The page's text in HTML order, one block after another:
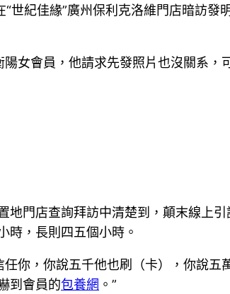
紀佳緣”廣州保利克洛維門店暗訪發
女會員，他請求先發照片也沒關系，
地門店查詢拜訪中清楚到，顛末線上
時，長則四五個小時。
你，你說五千他也刷（卡），你說五
到會員的包養網 。”